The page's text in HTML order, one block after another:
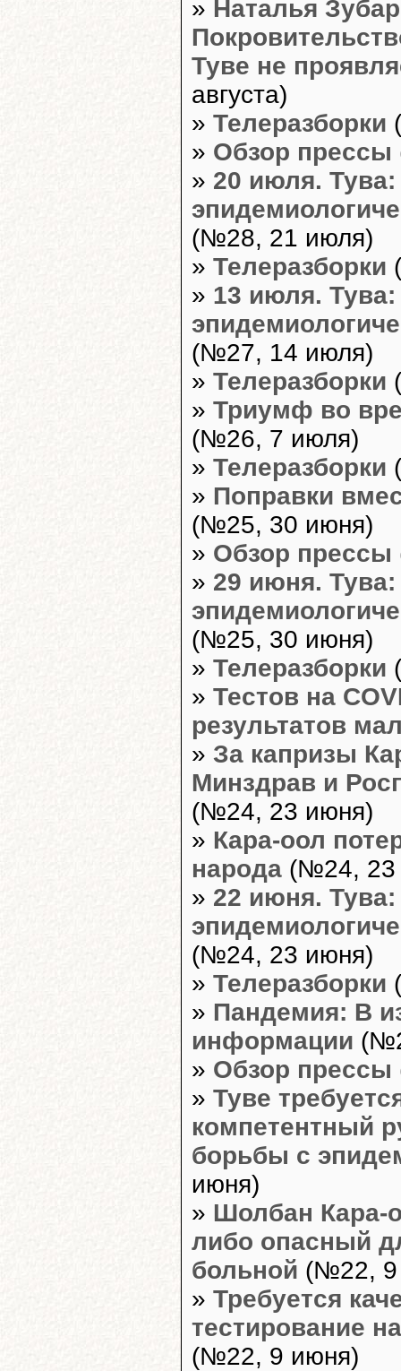
» Наталья
Туве не
августа)
» Телеразборки
» Обзор прессы
» 20 июля. Тува:
(№28, 21 июля)
» Телеразборки
» 13 июля. Тува:
(№27, 14 июля)
» Телеразборки
» Триумф во
(№26, 7 июля)
» Телеразборки
» Поправки
(№25, 30 июня)
» Обзор прессы
» 29 июня. Тува:
(№25, 30 июня)
» Телеразборки
» Тестов на
результатов
» За капризы
Минздрав и
(№24, 23 июня)
» Кара-оол
народа (№24, 23
» 22 июня. Тува:
(№24, 23 июня)
» Телеразборки
» Пандемия: В
информации
» Обзор прессы
» Туве
компетентный
борьбы с
июня)
» Шолбан Кара-
либо опасный
больной (№22, 9
» Требуется
тестирование
(№22, 9 июня)